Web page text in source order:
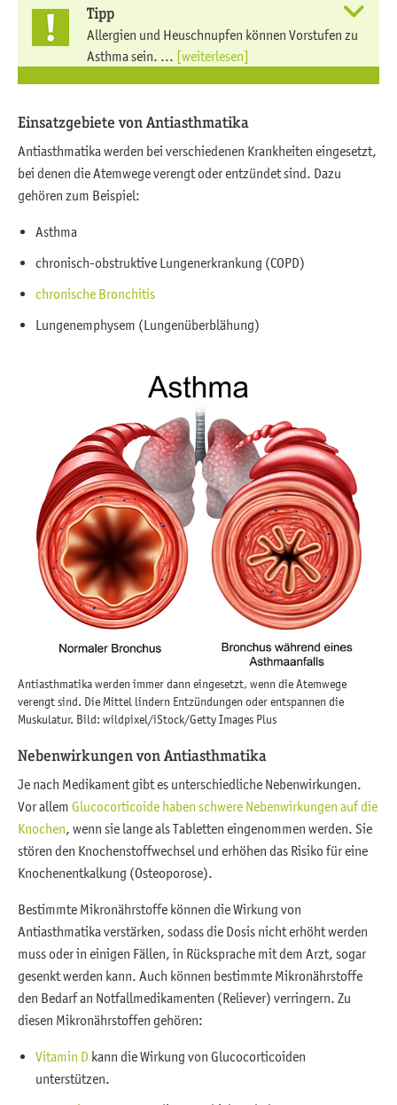
Tipp
Allergien und Heuschnupfen können Vorstufen zu
Asthma sein. ... [weiterlesen]
Einsatzgebiete von Antiasthmatika
Antiasthmatika werden bei verschiedenen Krankheiten eingesetzt,
bei denen die Atemwege verengt oder entzündet sind. Dazu
gehören zum Beispiel:
Asthma
chronisch-obstruktive Lungenerkrankung (COPD)
chronische Bronchitis
Lungenemphysem (Lungenüberblähung)
Antiasthmatika werden immer dann eingesetzt, wenn die Atemwege
verengt sind. Die Mittel lindern Entzündungen oder entspannen die
Muskulatur. Bild: wildpixel/iStock/Getty Images Plus
Nebenwirkungen von Antiasthmatika
Je nach Medikament gibt es unterschiedliche Nebenwirkungen.
Vor allem Glucocorticoide haben schwere Nebenwirkungen auf die
Knochen, wenn sie lange als Tabletten eingenommen werden. Sie
stören den Knochenstoffwechsel und erhöhen das Risiko für eine
Knochenentkalkung (Osteoporose).
Bestimmte Mikronährstoffe können die Wirkung von
Antiasthmatika verstärken, sodass die Dosis nicht erhöht werden
muss oder in einigen Fällen, in Rücksprache mit dem Arzt, sogar
gesenkt werden kann. Auch können bestimmte Mikronährstoffe
den Bedarf an Notfallmedikamenten (Reliever) verringern. Zu
diesen Mikronährstoffen gehören:
Vitamin D kann die Wirkung von Glucocorticoiden
unterstützen.